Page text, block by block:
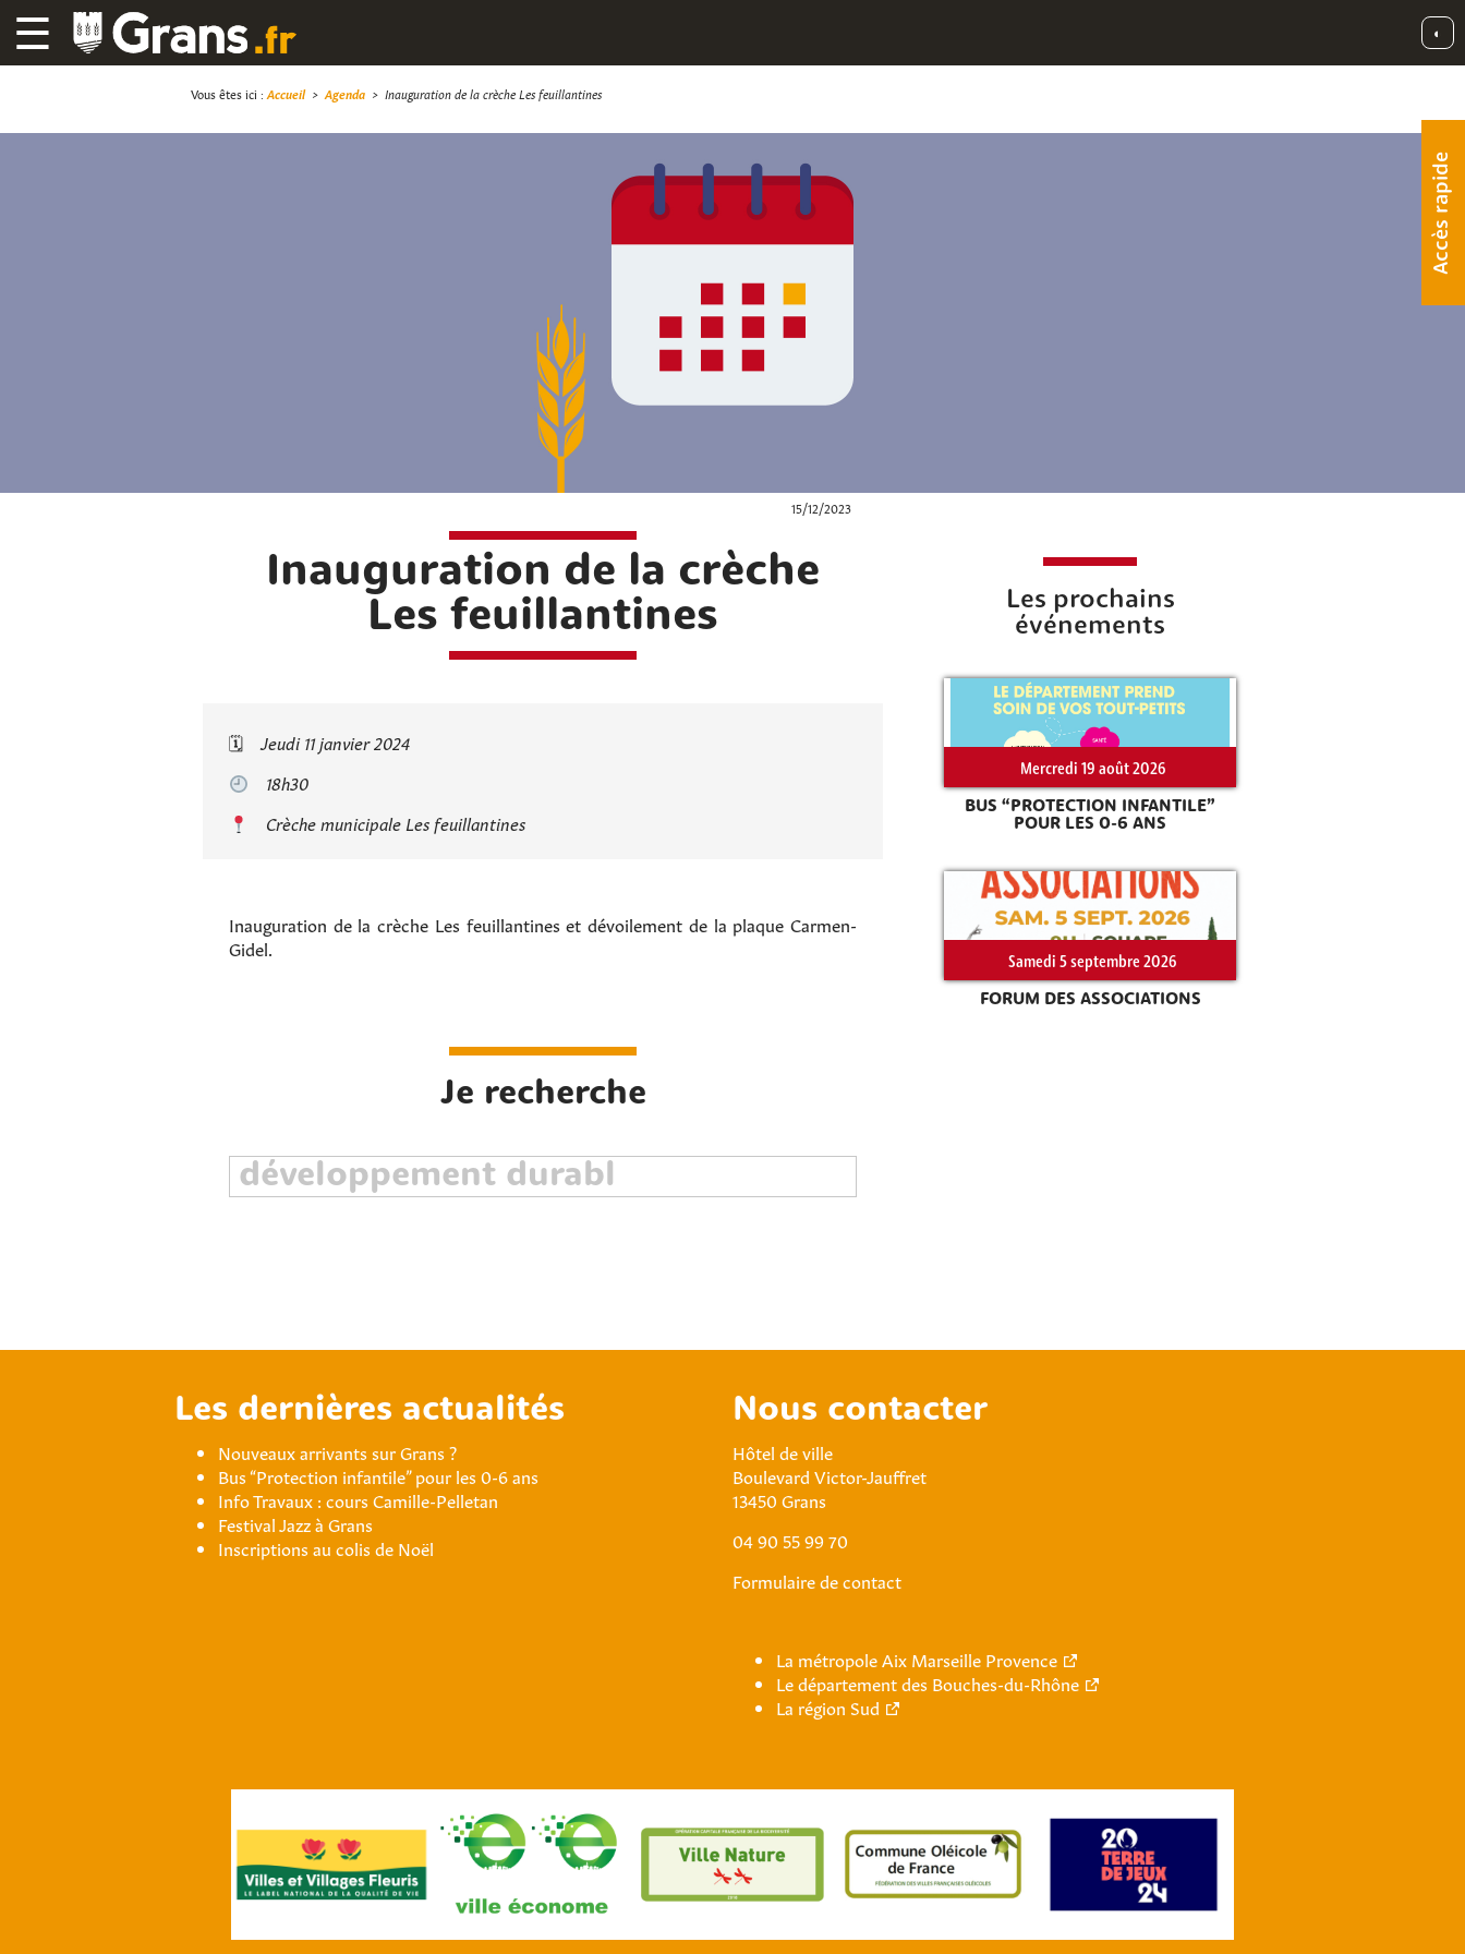
☰ ◐
Accès rapide
Rechercher sur le site
Vous êtes ici : Accueil> Agenda > Inauguration de la crèche Les feuillantines
15/12/2023
Inauguration de la crèche
Les feuillantines
🗓
Jeudi 11 janvier 2024
18h30
Crèche municipale Les feuillantines
Inauguration de la crèche Les feuillantines et dévoilement de la plaque Carmen-
Gidel.
Je recherche
Les prochains
événements
Mercredi 19 août 2026
BUS “PROTECTION INFANTILE”
POUR LES 0-6 ANS
Samedi 5 septembre 2026
FORUM DES ASSOCIATIONS
Les dernières actualités
Nouveaux arrivants sur Grans ?
Bus “Protection infantile” pour les 0-6 ans
Info Travaux : cours Camille-Pelletan
Festival Jazz à Grans
Inscriptions au colis de Noël
Nous contacter
Hôtel de ville
Boulevard Victor-Jauffret
13450 Grans
04 90 55 99 70
Formulaire de contact
La métropole Aix Marseille Provence
Le département des Bouches-du-Rhône
La région Sud